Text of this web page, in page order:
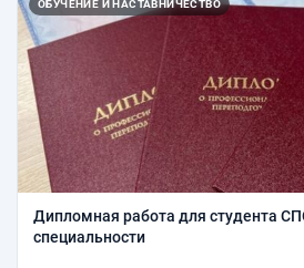
ОБУЧЕНИЕ И НАСТАВНИЧЕСТВО
Дипломная работа для студента
специальности